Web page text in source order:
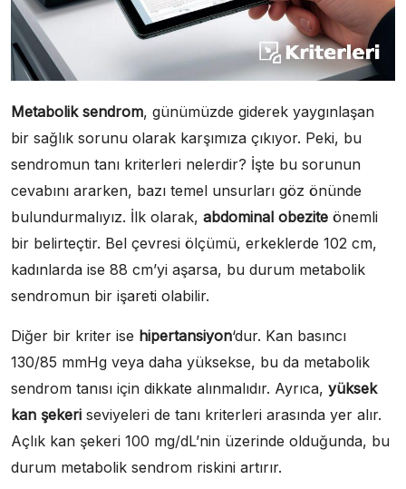
Metabolik sendrom, günümüzde giderek yaygınlaşan
bir sağlık sorunu olarak karşımıza çıkıyor. Peki, bu
sendromun tanı kriterleri nelerdir? İşte bu sorunun
cevabını ararken, bazı temel unsurları göz önünde
bulundurmalıyız. İlk olarak, abdominal obezite önemli
bir belirteçtir. Bel çevresi ölçümü, erkeklerde 102 cm,
kadınlarda ise 88 cm’yi aşarsa, bu durum metabolik
sendromun bir işareti olabilir.
Diğer bir kriter ise hipertansiyon‘dur. Kan basıncı
130/85 mmHg veya daha yüksekse, bu da metabolik
sendrom tanısı için dikkate alınmalıdır. Ayrıca, yüksek
kan şekeri seviyeleri de tanı kriterleri arasında yer alır.
Açlık kan şekeri 100 mg/dL’nin üzerinde olduğunda, bu
durum metabolik sendrom riskini artırır.